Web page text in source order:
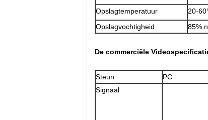
Opslagtemperatuur
20-
Opslagvochtigheid
85%
De commerciële
Steun PC
Signaal